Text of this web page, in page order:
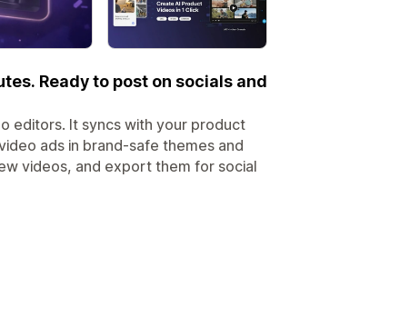
Ready to post on socials and
editors. It syncs with your product
ads in brand-safe themes and
videos, and export them for social